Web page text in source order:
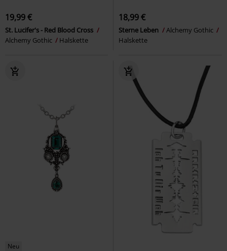
19,99 €
St. Lucifer's - Red Blood Cross
Alchemy Gothic
Halskette
18,99 €
Sterne Leben
Alchemy Gothic
Halskette
Neu